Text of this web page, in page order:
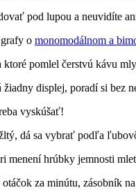
pod lupou a neuvidíte
o monomodálnom a
ktoré pomlel čerstvú kávu
displej, poradí si bez
vyskúšať!
dá sa vybrať podľa
menení hrúbky jemnosti
za minútu, zásobník